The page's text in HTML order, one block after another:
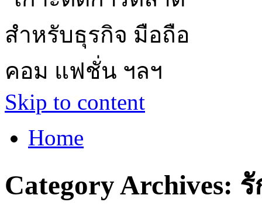
Skip to content
Home
Category Archives: